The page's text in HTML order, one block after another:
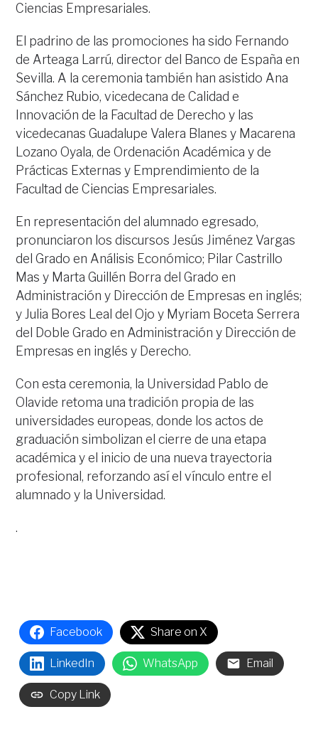
Ciencias Empresariales.
El padrino de las promociones ha sido Fernando
de Arteaga Larrú, director del Banco de España en
Sevilla. A la ceremonia también han asistido Ana
Sánchez Rubio, vicedecana de Calidad e
Innovación de la Facultad de Derecho y las
vicedecanas Guadalupe Valera Blanes y Macarena
Lozano Oyala, de Ordenación Académica y de
Prácticas Externas y Emprendimiento de la
Facultad de Ciencias Empresariales.
En representación del alumnado egresado,
pronunciaron los discursos Jesús Jiménez Vargas
del Grado en Análisis Económico; Pilar Castrillo
Mas y Marta Guillén Borra del Grado en
Administración y Dirección de Empresas en inglés;
y Julia Bores Leal del Ojo y Myriam Boceta Serrera
del Doble Grado en Administración y Dirección de
Empresas en inglés y Derecho.
Con esta ceremonia, la Universidad Pablo de
Olavide retoma una tradición propia de las
universidades europeas, donde los actos de
graduación simbolizan el cierre de una etapa
académica y el inicio de una nueva trayectoria
profesional, reforzando así el vínculo entre el
alumnado y la Universidad.
.
Facebook Share on X
LinkedIn WhatsApp Email
Copy Link